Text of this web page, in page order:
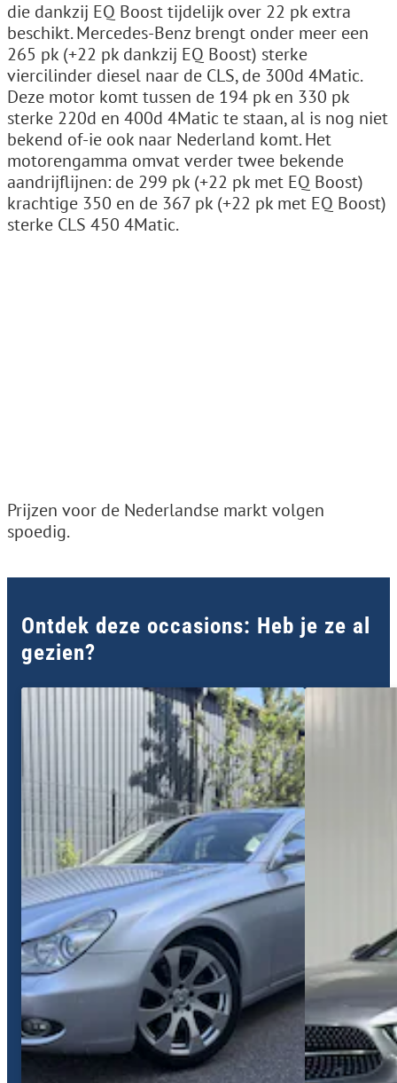
die dankzij EQ Boost tijdelijk over 22 pk extra
beschikt. Mercedes-Benz brengt onder meer een
265 pk (+22 pk dankzij EQ Boost) sterke
viercilinder diesel naar de CLS, de 300d 4Matic.
Deze motor komt tussen de 194 pk en 330 pk
sterke 220d en 400d 4Matic te staan, al is nog niet
bekend of-ie ook naar Nederland komt. Het
motorengamma omvat verder twee bekende
aandrijflijnen: de 299 pk (+22 pk met EQ Boost)
krachtige 350 en de 367 pk (+22 pk met EQ Boost)
sterke CLS 450 4Matic.
Prijzen voor de Nederlandse markt volgen
spoedig.
Ontdek deze occasions: Heb je ze al
gezien?